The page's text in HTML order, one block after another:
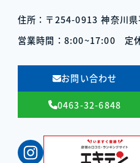
住所：〒254-0913神奈川
営業時間：8:00~17:00 定
お問い合わせ
0463-32-6848
Instagram